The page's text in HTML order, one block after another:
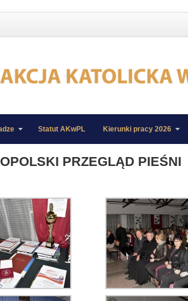
Statut AKwPL Kierunki pracy 2026
PRZEGLĄD PIEŚNI